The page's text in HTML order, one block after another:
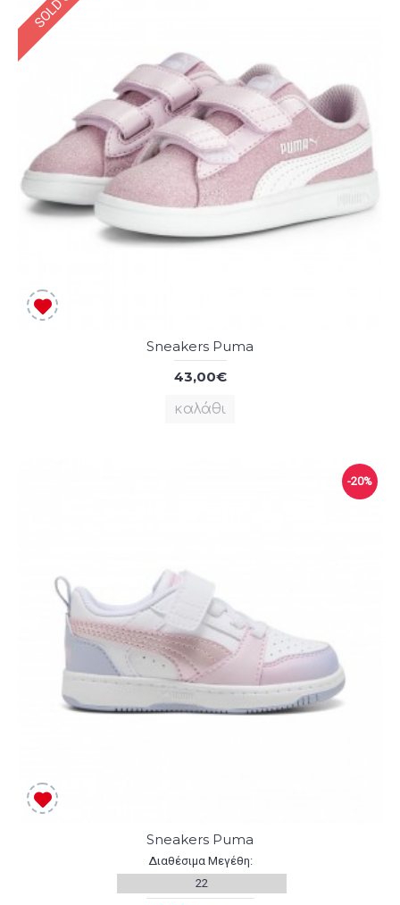
Sneakers Puma
43,00€
καλάθι
-20%
Sneakers Puma
Διαθέσιμα Μεγέθη:
22